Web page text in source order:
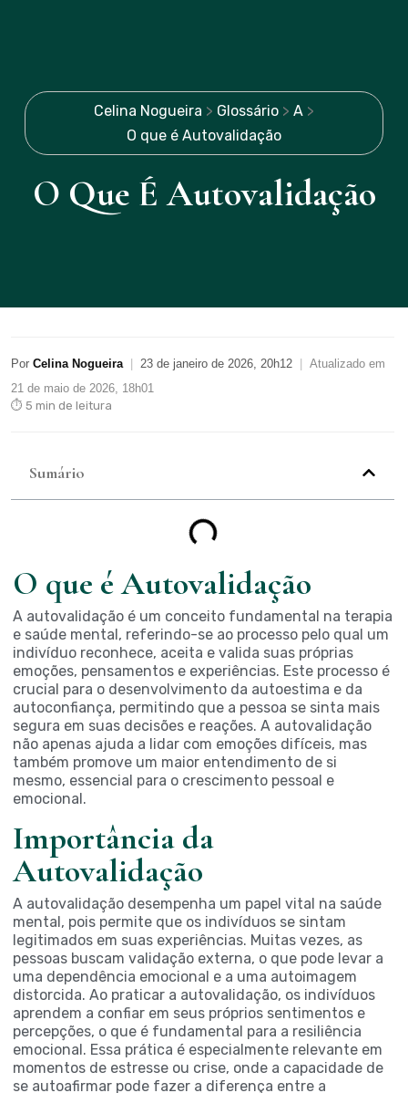
Celina Nogueira > Glossário > A >
O que é Autovalidação
O Que É Autovalidação
Por Celina Nogueira 23 de janeiro de 2026, 20h12
Atualizado em
21 de maio de 2026, 18h01
⏱ 5 min de leitura
Sumário
O que é Autovalidação
A autovalidação é um conceito fundamental na terapia
e saúde mental, referindo-se ao processo pelo qual um
indivíduo reconhece, aceita e valida suas próprias
emoções, pensamentos e experiências. Este processo é
crucial para o desenvolvimento da autoestima e da
autoconfiança, permitindo que a pessoa se sinta mais
segura em suas decisões e reações. A autovalidação
não apenas ajuda a lidar com emoções difíceis, mas
também promove um maior entendimento de si
mesmo, essencial para o crescimento pessoal e
emocional.
Importância da
Autovalidação
A autovalidação desempenha um papel vital na saúde
mental, pois permite que os indivíduos se sintam
legitimados em suas experiências. Muitas vezes, as
pessoas buscam validação externa, o que pode levar a
uma dependência emocional e a uma autoimagem
distorcida. Ao praticar a autovalidação, os indivíduos
aprendem a confiar em seus próprios sentimentos e
percepções, o que é fundamental para a resiliência
emocional. Essa prática é especialmente relevante em
momentos de estresse ou crise, onde a capacidade de
se autoafirmar pode fazer a diferença entre a